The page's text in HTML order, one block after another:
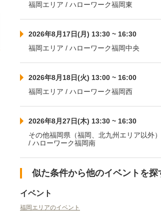
福岡エリア / ハローワーク福岡東
2026年8月17日(月) 13:30 ~ 16:30
福岡エリア / ハローワーク福岡中央
2026年8月18日(火) 13:00 ~ 16:00
福岡エリア / ハローワーク福岡西
2026年8月27日(木) 13:30 ~ 16:30
その他福岡県（福岡、北九州エリア以外）
/ ハローワーク福岡南
似た条件から他のイベントを探
イベント
福岡エリアのイベント